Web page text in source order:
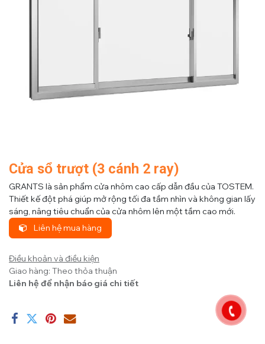
Cửa sổ trượt (3 cánh 2 ray)
GRANTS là sản phẩm cửa nhôm cao cấp dẫn đầu của TOSTEM.
Thiết kế đột phá giúp mở rộng tối đa tầm nhìn và không gian lấy
sáng, nâng tiêu chuẩn của cửa nhôm lên một tầm cao mới.
Liên hệ mua hàng
Điều khoản và điều kiện
Giao hàng: Theo thỏa thuận
Liên hệ để nhận báo giá chi tiết